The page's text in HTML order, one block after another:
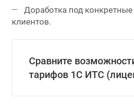
Доработка под конкретные
клиентов.
Сравните
тарифов 1С ИТС